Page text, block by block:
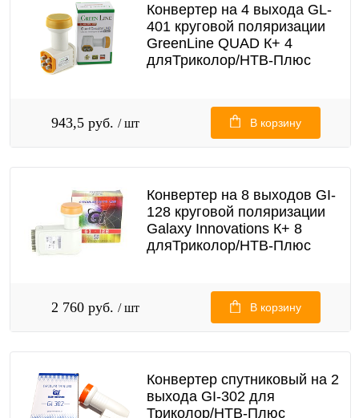
Конвертер на 4 выхода GL-
401 круговой поляризации
GreenLine QUAD К+ 4
дляТриколор/НТВ-Плюс
943,5 руб. / шт В корзину
Конвертер на 8 выходов GI-
128 круговой поляризации
Galaxy Innovations К+ 8
дляТриколор/НТВ-Плюс
2 760 руб. / шт В корзину
Конвертер спутниковый на 2
выхода GI-302 для
Триколор/НТВ-Плюс